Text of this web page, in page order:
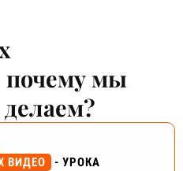
почему мы
ВИДЕО
- УРОКА